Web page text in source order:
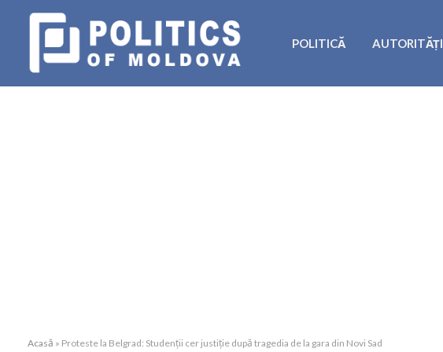
POLITICĂ AUTORITĂȚI
Acasă » Proteste la Belgrad: Studenții cer justiție după tragedia de la gara din Novi Sad